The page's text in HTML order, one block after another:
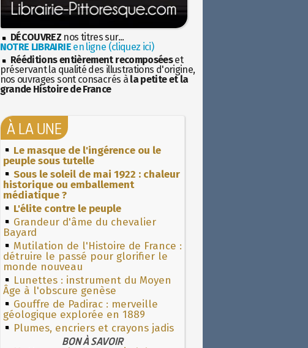
DÉCOUVREZ nos titres sur...
NOTRE LIBRAIRIEen ligne (cliquez ici)
Rééditions entièrement recomposéeset
préservant la qualité des illustrations d'origine,
nos ouvrages sont consacrés à la petite et la
grande Histoire de France
À LA UNE
Le masque de l'ingérence ou le
peuple sous tutelle
Sous le soleil de mai 1922 : chaleur
historique ou emballement
médiatique ?
L'élite contre le peuple
Grandeur d'âme du chevalier
Bayard
Mutilation de l'Histoire de France :
détruire le passé pour glorifier le
monde nouveau
Lunettes : instrument du Moyen
Âge à l'obscure genèse
Gouffre de Padirac : merveille
géologique explorée en 1889
Plumes, encriers et crayons jadis
BON À SAVOIR